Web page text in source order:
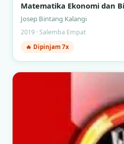
Matematika Ekonomi dan
Josep Bintang Kalangi
2019 · Salemba Empat
🔥 Dipinjam 7x